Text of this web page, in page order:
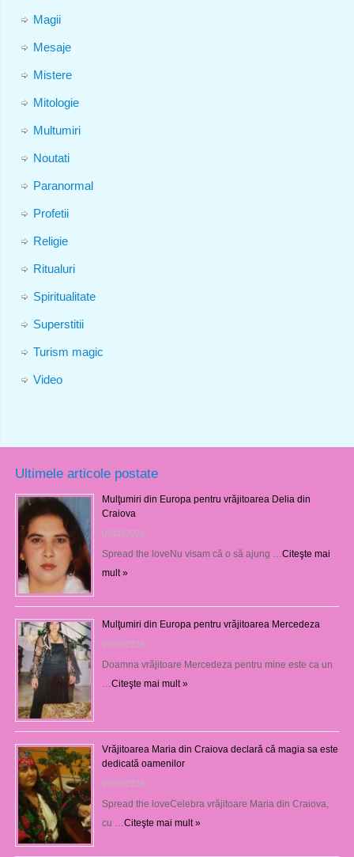
Magii
Mesaje
Mistere
Mitologie
Multumiri
Noutati
Paranormal
Profetii
Religie
Ritualuri
Spiritualitate
Superstitii
Turism magic
Video
Ultimele articole postate
Mulţumiri din Europa pentru vrăjitoarea Delia din
Craiova
09/08/2026
Spread the loveNu visam că o să ajung …Citeşte mai
mult »
Mulţumiri din Europa pentru vrăjitoarea Mercedeza
09/08/2026
Doamna vrăjitoare Mercedeza pentru mine este ca un
…Citeşte mai mult »
Vrăjitoarea Maria din Craiova declară că magia sa este
dedicată oamenilor
09/08/2026
Spread the loveCelebra vrăjitoare Maria din Craiova,
cu …Citeşte mai mult »